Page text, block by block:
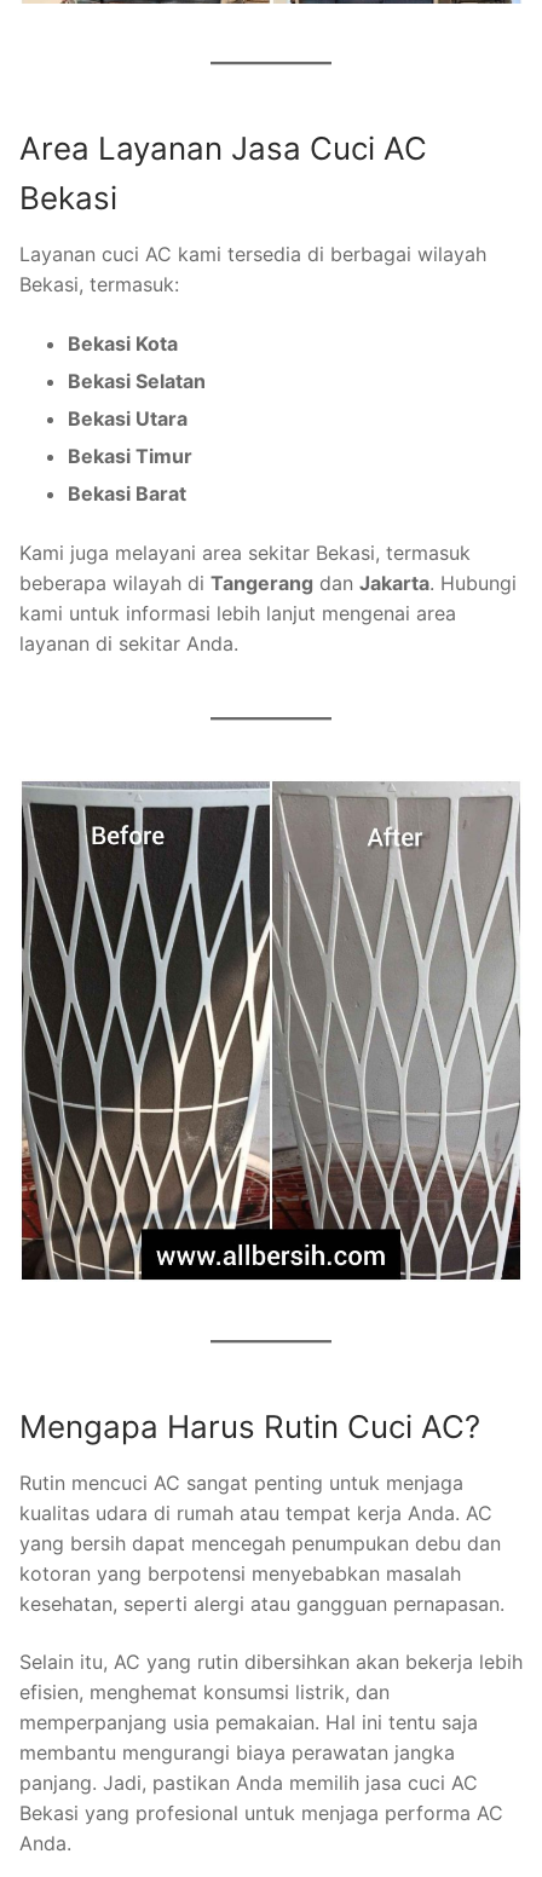
Area Layanan Jasa Cuci AC
Bekasi
Layanan cuci AC kami tersedia di berbagai wilayah
Bekasi, termasuk:
Bekasi Kota
Bekasi Selatan
Bekasi Utara
Bekasi Timur
Bekasi Barat
Kami juga melayani area sekitar Bekasi, termasuk
beberapa wilayah di Tangerang dan Jakarta. Hubungi
kami untuk informasi lebih lanjut mengenai area
layanan di sekitar Anda.
Mengapa Harus Rutin Cuci AC?
Rutin mencuci AC sangat penting untuk menjaga
kualitas udara di rumah atau tempat kerja Anda. AC
yang bersih dapat mencegah penumpukan debu dan
kotoran yang berpotensi menyebabkan masalah
kesehatan, seperti alergi atau gangguan pernapasan.
Selain itu, AC yang rutin dibersihkan akan bekerja lebih
efisien, menghemat konsumsi listrik, dan
memperpanjang usia pemakaian. Hal ini tentu saja
membantu mengurangi biaya perawatan jangka
panjang. Jadi, pastikan Anda memilih jasa cuci AC
Bekasi yang profesional untuk menjaga performa AC
Anda.